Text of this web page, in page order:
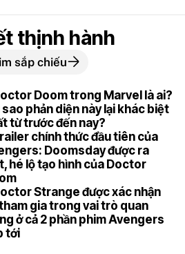
thịnh hành
sắp chiếu
Doom trong Marvel là ai?
sao phản diện này lại khác biệt
từ trước đến nay?
chính thức đầu tiên của
Doomsday được ra
hé lộ tạo hình của Doctor
Strange được xác nhận
gia trong vai trò quan
ở cả 2 phần phim Avengers
tới